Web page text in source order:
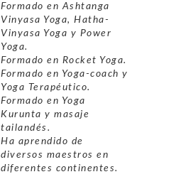
Formado en Ashtanga
Vinyasa Yoga, Hatha-
Vinyasa Yoga y Power
Yoga.
Formado en Rocket Yoga.
Formado en Yoga-coach y
Yoga Terapéutico.
Formado en Yoga
Kurunta y masaje
tailandés.
Ha aprendido de
diversos maestros en
diferentes continentes.